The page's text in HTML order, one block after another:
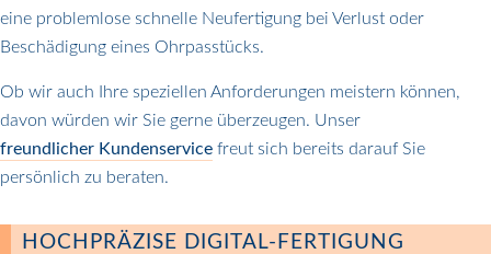
eine problemlose schnelle Neufertigung bei Verlust oder
Beschädigung eines Ohrpasstücks.
Ob wir auch Ihre speziellen Anforderungen meistern können,
davon würden wir Sie gerne überzeugen. Unser
freundlicher Kundenservice freut sich bereits darauf Sie
persönlich zu beraten.
HOCHPRÄZISE DIGITAL-FERTIGUNG